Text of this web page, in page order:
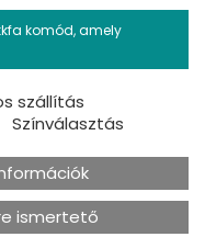
komód, amely
szállítás
Színválasztás
ismertető